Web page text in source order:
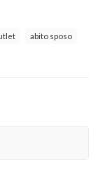
abito sposo